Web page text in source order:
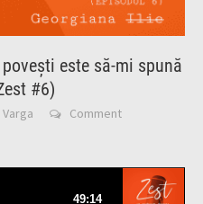
este să-mi spună
#6)
Comment